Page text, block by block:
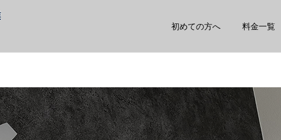
初めての方へ 料金一覧
矯正 鍼灸